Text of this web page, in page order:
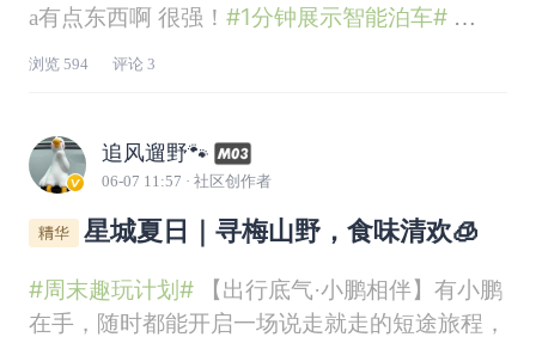
a有点东西啊 很强！ #1分钟展示智能泊车#
#第二代VLA#
浏览 594 评论 3
追风遛野🐾
06-07 11:57 · 社区创作者
星城夏日｜寻梅山野，食味清欢🧊
#周末趣玩计划#【出行底气·小鹏相伴】有小鹏
在手，随时都能开启一场说走就走的短途旅程，